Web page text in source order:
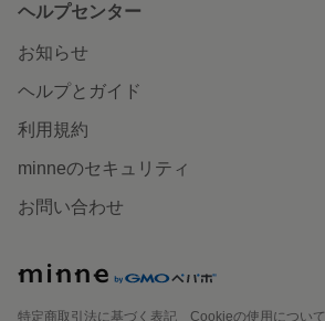
ヘルプセンター
お知らせ
ヘルプとガイド
利用規約
minneのセキュリティ
お問い合わせ
特定商取引法に基づく表記
Cookieの使用について